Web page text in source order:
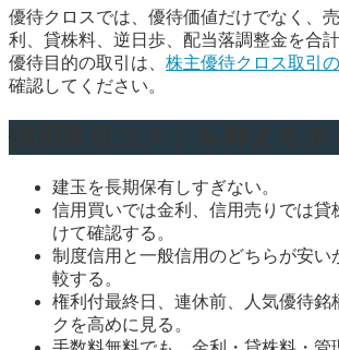
優待クロスでは、優待価値だけでなく、
利、貸株料、逆日歩、配当落調整金を合
優待目的の取引は、 株主優待クロス取引
確認してください。
建玉を長期保有しすぎない。
信用買いでは金利、信用売りでは貸
けて確認する。
制度信用と一般信用のどちらが安い
較する。
権利付最終日、連休前、人気優待銘
クを高めに見る。